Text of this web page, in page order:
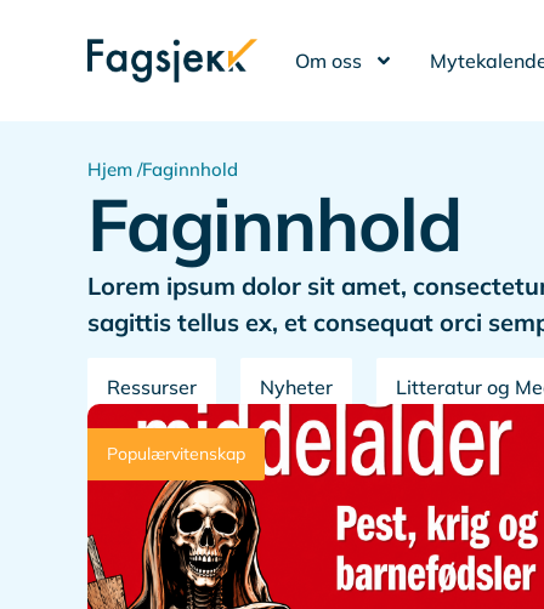
Om oss
Hjem /Faginnhold
Faginnhold
Lorem ipsum dolor sit amet,
sagittis tellus ex, et consequat orci
Ressurser Nyheter Litteratur og
Populærvitenskap